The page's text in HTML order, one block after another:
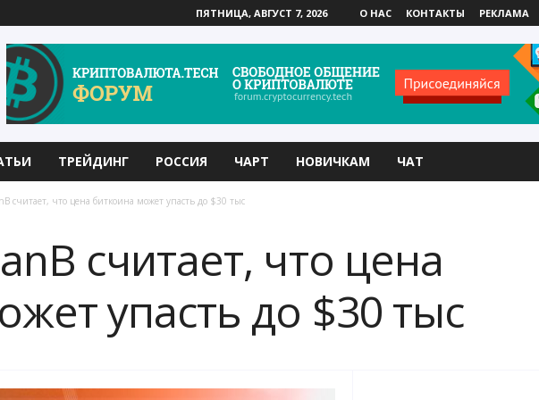
ПЯТНИЦА, АВГУСТ 7, 2026 О НАС КОНТАКТЫ РЕКЛАМА
ТРЕЙДИНГ РОССИЯ ЧАРТ НОВИЧКАМ ЧАТ
считает, что цена биткоина может упасть до $30 тыс
считает, что цена
упасть до $30 тыс